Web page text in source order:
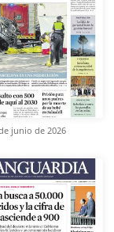
junio de 2026